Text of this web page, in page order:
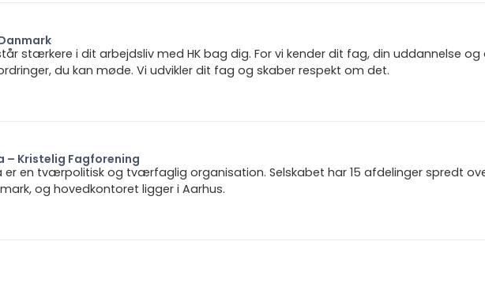
stærkere i dit arbejdsliv med HK bag dig. For vi kender dit fag, din uddannelse og
du kan møde. Vi udvikler dit fag og skaber respekt om det.
– Kristelig Fagforening
er en tværpolitisk og tværfaglig organisation. Selskabet har 15 afdelinger spredt
og hovedkontoret ligger i Aarhus.